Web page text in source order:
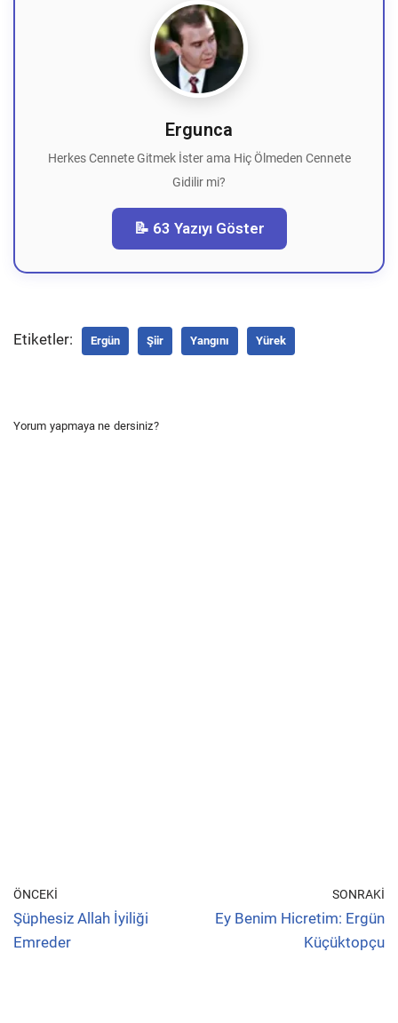
Ergunca
Herkes Cennete Gitmek İster ama Hiç Ölmeden Cennete
Gidilir mi?
📝 63 Yazıyı Göster
Etiketler: Ergün Şiir Yangını Yürek
Yorum yapmaya ne dersiniz?
ÖNCEKI
Şüphesiz Allah İyiliği
Emreder
SONRAKI
Ey Benim Hicretim: Ergün
Küçüktopçu